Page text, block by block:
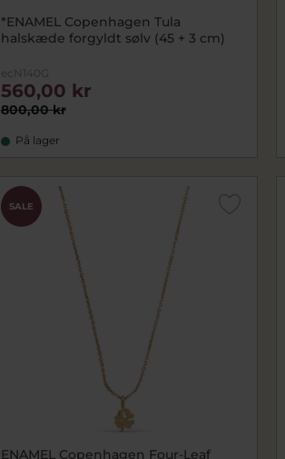
*ENAMEL Copenhagen Tula
halskæde forgyldt sølv (45 + 3 cm)
ecN140G
800,00 kr
560,00 kr
På lager
SALE
ENAMEL Copenhagen Four-Leaf